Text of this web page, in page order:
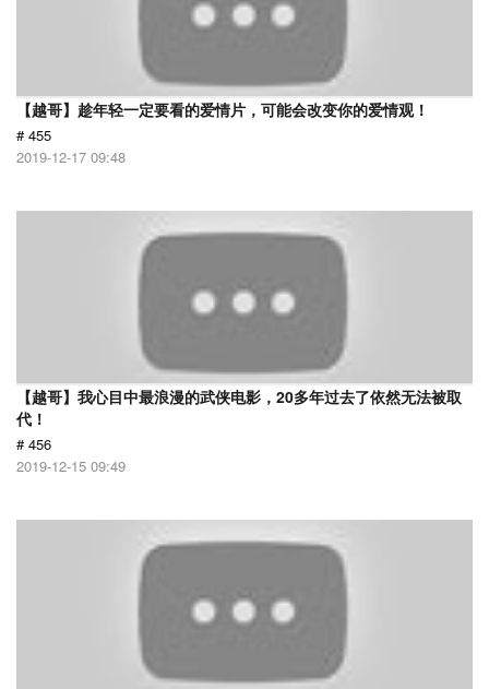
【越哥】趁年轻一定要看的爱情片，可能会改变你的爱情观！
# 455
2019-12-17 09:48
【越哥】我心目中最浪漫的武侠电影，20多年过去了依然无法被取
代！
# 456
2019-12-15 09:49